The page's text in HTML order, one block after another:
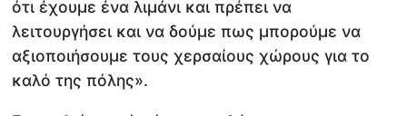
ότι έχουμε ένα λιμάνι και πρέπει να
λειτουργήσει και να δούμε πως μπορούμε να
αξιοποιήσουμε τους χερσαίους χώρους για το
καλό της πόλης».